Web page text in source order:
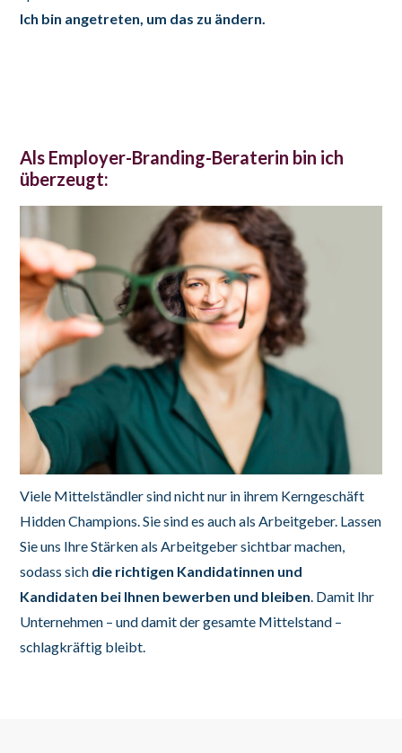
Ich bin angetreten, um das zu ändern.
Als Employer-Branding-Beraterin bin ich
überzeugt:
Viele Mittelständler sind nicht nur in ihrem Kerngeschäft
Hidden Champions. Sie sind es auch als Arbeitgeber. Lassen
Sie uns Ihre Stärken als Arbeitgeber sichtbar machen,
sodass sich die richtigen Kandidatinnen und
Kandidaten bei Ihnen bewerben und bleiben . Damit Ihr
Unternehmen – und damit der gesamte Mittelstand –
schlagkräftig bleibt.